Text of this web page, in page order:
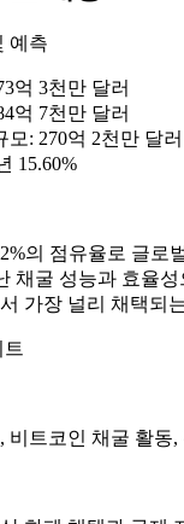
예측
억 3천만 달러
억 7천만 달러
모: 270억 2천만 달러
15.60%
의 점유율로 글
채굴 성능과 효율
가장 널리 채택되
비트코인 ​​채굴 활